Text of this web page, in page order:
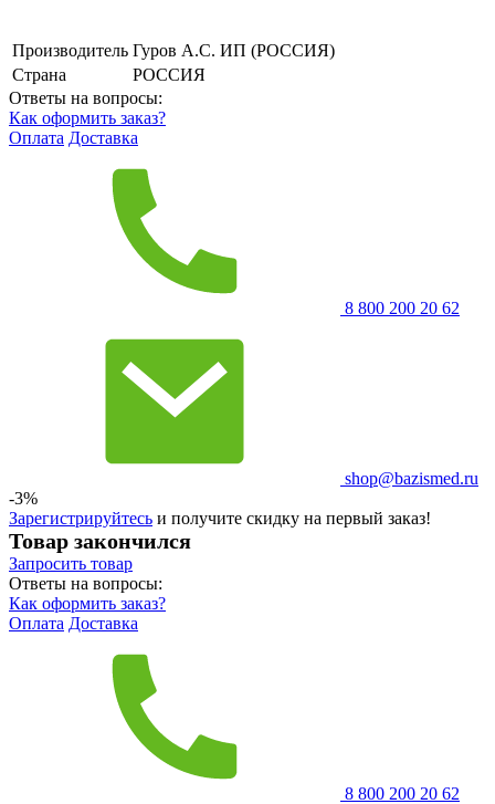
Производитель Гуров А.С. ИП (РОССИЯ)
Страна
РОССИЯ
Ответы на вопросы:
Как оформить заказ?
Оплата Доставка
8 800 200 20 62
shop@bazismed.ru
-3%
Зарегистрируйтесь и получите скидку на первый заказ!
Товар закончился
Запросить товар
Ответы на вопросы:
Как оформить заказ?
Оплата Доставка
8 800 200 20 62